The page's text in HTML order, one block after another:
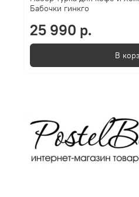
Бабочки гинкго
25 990 р.
В